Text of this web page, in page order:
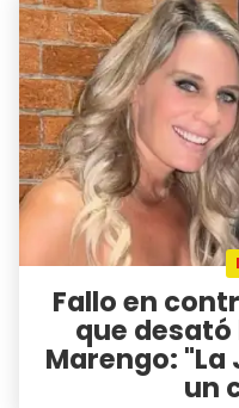
Fallo en
que desató
Marengo:
un